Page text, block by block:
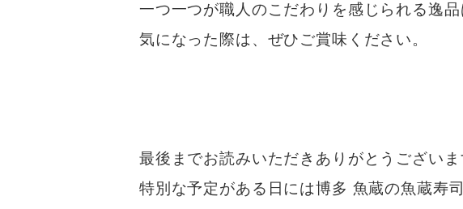
一つ一つが職人のこだわりを感じられる逸品
気になった際は、ぜひご賞味ください。
最後までお読みいただきありがとうございま
特別な予定がある日には博多 魚蔵の魚蔵寿